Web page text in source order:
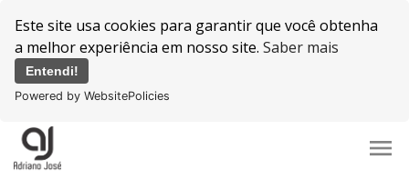
Este site usa cookies para garantir que você obtenha
a melhor experiência em nosso site. Saber mais
Entendi!
Powered by WebsitePolicies
menu